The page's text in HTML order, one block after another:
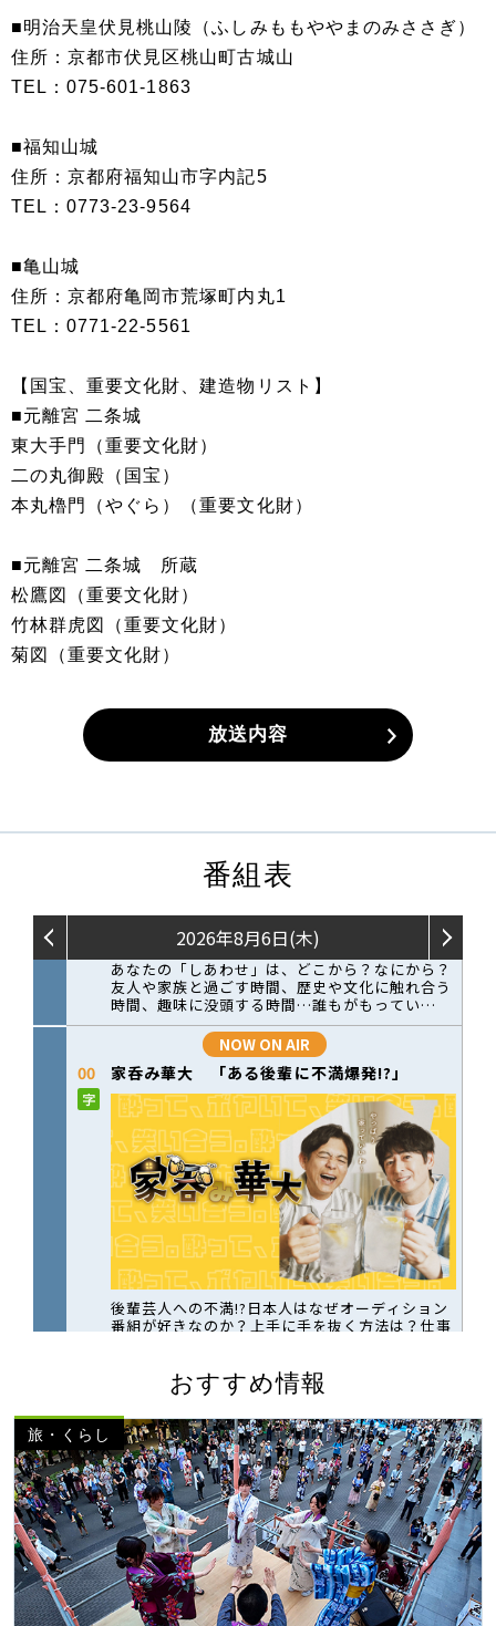
■明治天皇伏見桃山陵（ふしみももややまのみささぎ）
住所：京都市伏見区桃山町古城山
TEL：075-601-1863
■福知山城
住所：京都府福知山市字内記5
TEL：0773-23-9564
■亀山城
住所：京都府亀岡市荒塚町内丸1
TEL：0771-22-5561
【国宝、重要文化財、建造物リスト】
■元離宮 二条城
東大手門（重要文化財）
二の丸御殿（国宝）
本丸櫓門（やぐら）（重要文化財）
■元離宮 二条城 所蔵
松鷹図（重要文化財）
竹林群虎図（重要文化財）
菊図（重要文化財）
放送内容
番組表
おすすめ情報
旅・くらし